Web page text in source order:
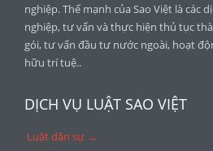
nghiệp. Thế mạnh của Sao Việt là các
nghiệp, tư vấn và thực hiện thủ tục
gói, tư vấn đầu tư nước ngoài, hoạt
hữu trí tuệ..
DỊCH VỤ LUẬT SAO VIỆT
Luật dân sự →